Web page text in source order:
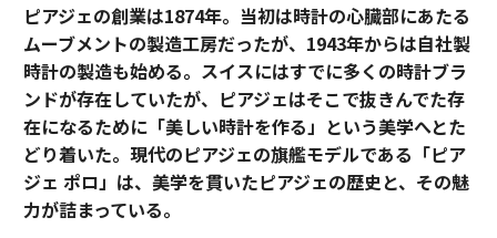
ピアジェの創業は1874年。当初は時計の心臓部にあたる
ムーブメントの製造工房だったが、1943年からは自社製
時計の製造も始める。スイスにはすでに多くの時計ブラ
ンドが存在していたが、ピアジェはそこで抜きんでた存
在になるために「美しい時計を作る」という美学へとた
どり着いた。現代のピアジェの旗艦モデルである「ピア
ジェ ポロ」は、美学を貫いたピアジェの歴史と、その魅
力が詰まっている。